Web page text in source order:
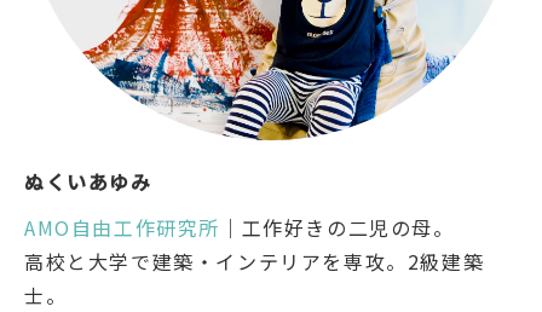
ぬくいあゆみ
AMO自由工作研究所 ｜工作好きの二児の母。
高校と大学で建築・インテリアを専攻。2級建築
士。